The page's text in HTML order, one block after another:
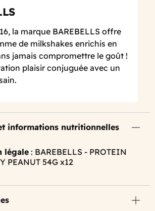
la marque BAREBELLS offre
de milkshakes enrichis en
jamais compromettre le goût !
plaisir conjuguée avec un
informations nutritionnelles
légale : BAREBELLS - PROTEIN
PEANUT 54G x12